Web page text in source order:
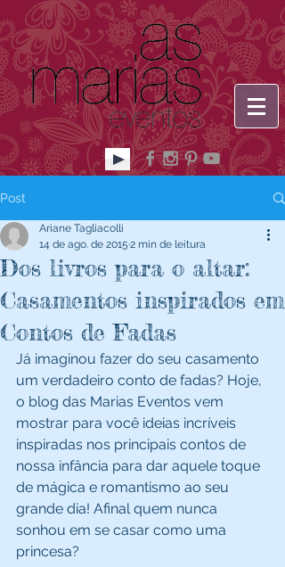
Post
Dos livros para o altar:
Casamentos inspirados em
Contos de Fadas
Ariane Tagliacolli
14 de ago. de 2015 2 min de leitura
Já imaginou fazer do seu casamento
um verdadeiro conto de fadas? Hoje,
o blog das Marias Eventos vem
mostrar para você ideias incríveis
inspiradas nos principais contos de
nossa infância para dar aquele toque
de mágica e romantismo ao seu
grande dia! Afinal quem nunca
sonhou em se casar como uma
princesa?